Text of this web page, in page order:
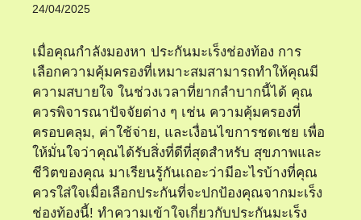
24/04/2025
เมื่อคุณกำลังมองหา ประกันมะเร็งช่องท้อง การ
เลือกความคุ้มครองที่เหมาะสมสามารถทำให้คุณมี
ความสบายใจ ในช่วงเวลาที่ยากลำบากนี้ได้ คุณ
ควรพิจารณาปัจจัยต่าง ๆ เช่น ความคุ้มครองที่
ครอบคลุม, ค่าใช้จ่าย, และเงื่อนไขการชดเชย เพื่อ
ให้มั่นใจว่าคุณได้รับสิ่งที่ดีที่สุดสำหรับ สุขภาพและ
ชีวิตของคุณ มาเรียนรู้กันเถอะว่ามีอะไรบ้างที่คุณ
ควรใส่ใจเมื่อเลือกประกันที่จะปกป้องคุณจากมะเร็ง
ช่องท้องนี้! ทำความเข้าใจเกี่ยวกับประกันมะเร็ง